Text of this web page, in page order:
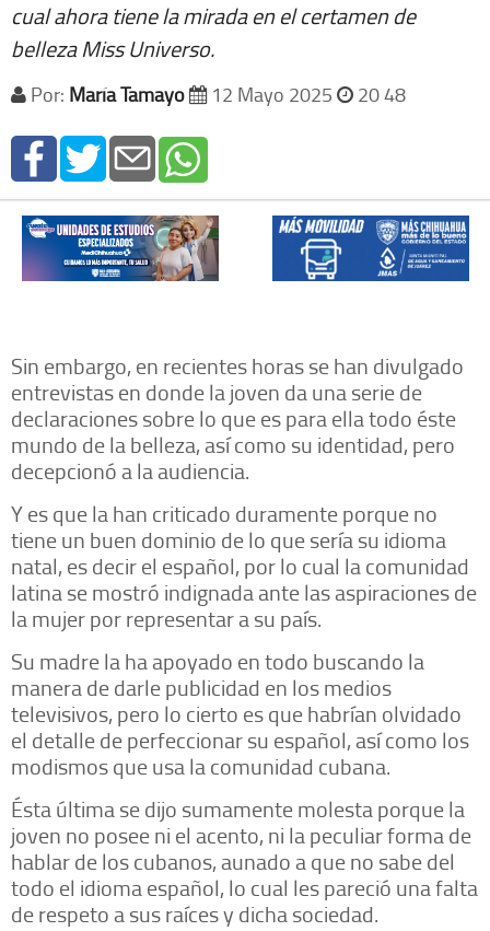
cual ahora tiene la mirada en el certamen de
belleza Miss Universo.
Por: María Tamayo 12 Mayo 2025 20 48
Sin embargo, en recientes horas se han divulgado
entrevistas en donde la joven da una serie de
declaraciones sobre lo que es para ella todo éste
mundo de la belleza, así como su identidad, pero
decepcionó a la audiencia.
Y es que la han criticado duramente porque no
tiene un buen dominio de lo que sería su idioma
natal, es decir el español, por lo cual la comunidad
latina se mostró indignada ante las aspiraciones de
la mujer por representar a su país.
Su madre la ha apoyado en todo buscando la
manera de darle publicidad en los medios
televisivos, pero lo cierto es que habrían olvidado
el detalle de perfeccionar su español, así como los
modismos que usa la comunidad cubana.
Ésta última se dijo sumamente molesta porque la
joven no posee ni el acento, ni la peculiar forma de
hablar de los cubanos, aunado a que no sabe del
todo el idioma español, lo cual les pareció una falta
de respeto a sus raíces y dicha sociedad.